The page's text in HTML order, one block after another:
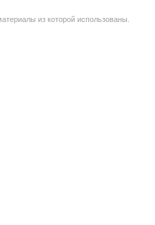
из которой использованы.